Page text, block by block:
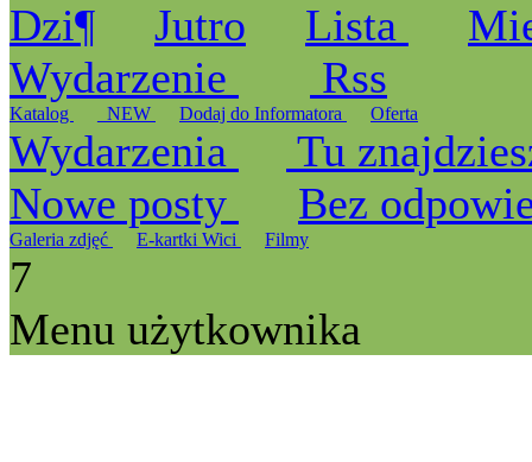
Dzi¶
Jutro Lista
Wydarzenie
Rss
Katalog _NEW Dodaj do Informatora Oferta
Wydarzenia
Tu
Nowe posty
Bez
Galeria zdjęć E-kartki Wici Filmy
7
Menu użytkownika